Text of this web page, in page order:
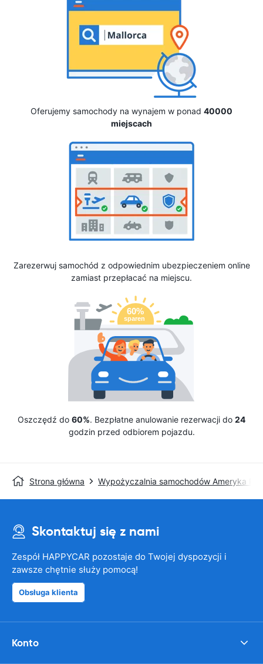
Oferujemy samochody na wynajem w ponad 40000
miejscach
Zarezerwuj samochód z odpowiednim ubezpieczeniem online
zamiast przepłacać na miejscu.
Oszczędź do 60%. Bezpłatne anulowanie rezerwacji do 24
godzin przed odbiorem pojazdu.
Strona główna Wypożyczalnia samochodów Ameryka
Skontaktuj się z nami
Zespół HAPPYCAR pozostaje do Twojej dyspozycji i
zawsze chętnie służy pomocą!
Obsługa klienta
Konto